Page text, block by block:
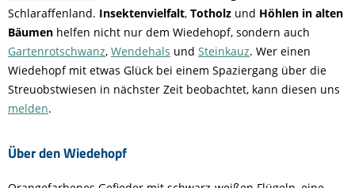
Schlaraffenland. Insektenvielfalt, Totholz und Höhlen in alten
Bäumen helfen nicht nur dem Wiedehopf, sondern auch
Gartenrotschwanz, Wendehals und Steinkauz. Wer einen
Wiedehopf mit etwas Glück bei einem Spaziergang über die
Streuobstwiesen in nächster Zeit beobachtet, kann diesen uns
melden.
Über den Wiedehopf